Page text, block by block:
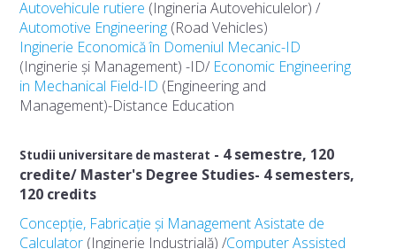
Documente în consultare
Departamente
Departamentul de Inginerie Industrială
Departamentul de Robotică și Mecatronică
Departamentul de Inginerie Mecanică și Autovehicule
Relații Internaționale
Autovehicule rutiere (Ingineria Autovehiculelor) /
Automotive Engineering (Road Vehicles)
Inginerie Economică în Domeniul Mecanic-ID
(Inginerie și Management) -ID/ Economic Engineering
in Mechanical Field-ID (Engineering and
Management)-Distance Education
Studii universitare de masterat - 4 semestre, 120
credite/ Master's Degree Studies- 4 semesters,
120 credits
Concepție, Fabricație și Management Asistate de
Calculator (Inginerie Industrială) /Computer Assisted